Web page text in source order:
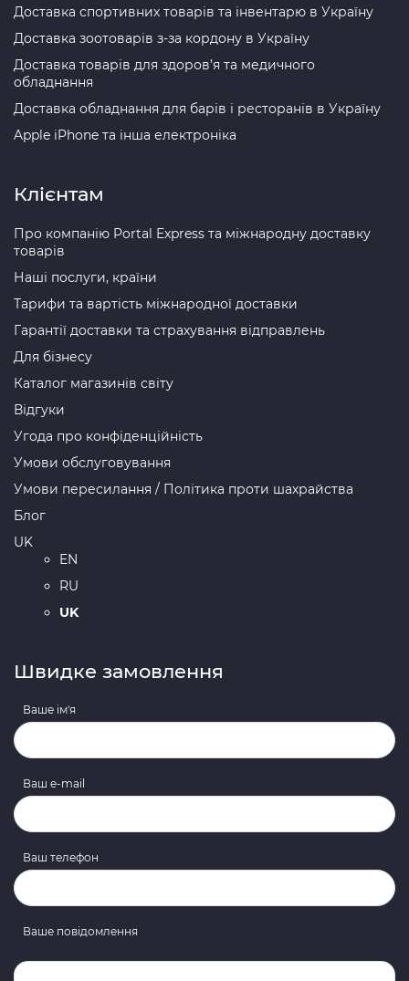
Доставка спортивних товарів та інвентарю в Україну
Доставка зоотоварів з-за кордону в Україну
Доставка товарів для здоров’я та медичного
обладнання
Доставка обладнання для барів і ресторанів в Україну
Apple iPhone та інша електроніка
Клієнтам
Про компанію Portal Express та міжнародну доставку
товарів
Наші послуги, країни
Тарифи та вартість міжнародної доставки
Гарантії доставки та страхування відправлень
Для бізнесу
Каталог магазинів світу
Відгуки
Угода про конфіденційність
Умови обслуговування
Умови пересилання / Політика проти шахрайства
Блог
UK
EN
RU
UK
Швидке замовлення
Ваше ім'я
Ваш e-mail
Ваш телефон
Ваше повідомлення